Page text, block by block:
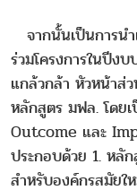
จากนั้นเป็นการน
ร่วมโครงการในปีง
แกล้วกล้า หัวหน้าส่
หลักสูตร มฟล. โดย
Outcome และ
ประกอบด้วย 1. หลั
สำหรับองค์กรสมัยใ